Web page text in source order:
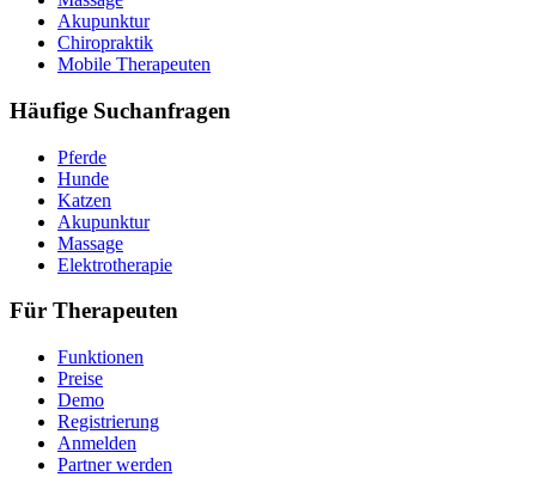
Akupunktur
Chiropraktik
Mobile Therapeuten
Häufige Suchanfragen
Pferde
Hunde
Katzen
Akupunktur
Massage
Elektrotherapie
Für Therapeuten
Funktionen
Preise
Demo
Registrierung
Anmelden
Partner werden